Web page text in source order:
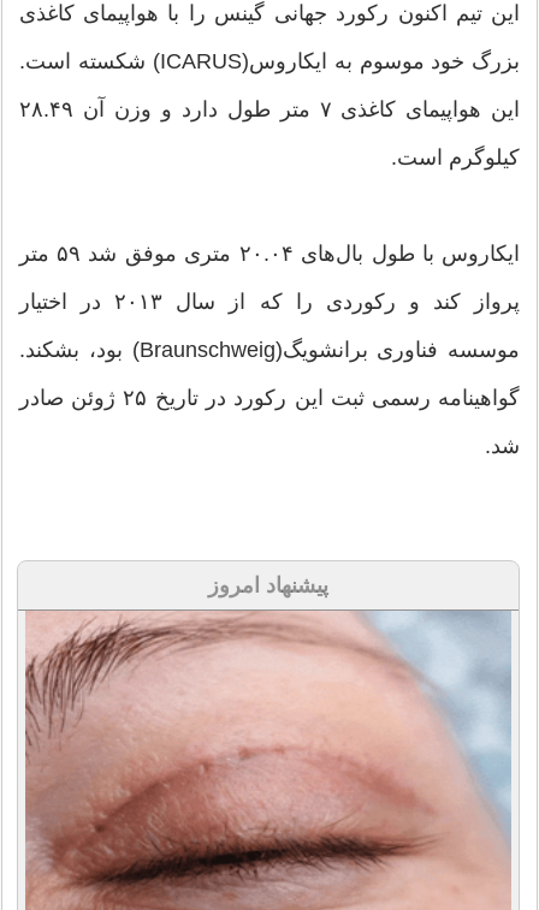
این تیم اکنون رکورد جهانی گینس را با هواپیمای کاغذی
بزرگ خود موسوم به ایکاروس(ICARUS) شکسته است.
این هواپیمای کاغذی ۷ متر طول دارد و وزن آن ۲۸.۴۹
کیلوگرم است.
ایکاروس با طول بال‌های ۲۰.۰۴ متری موفق شد ۵۹ متر
پرواز کند و رکوردی را که از سال ۲۰۱۳ در اختیار
موسسه فناوری برانشویگ(Braunschweig) بود، بشکند.
گواهینامه رسمی ثبت این رکورد در تاریخ ۲۵ ژوئن صادر
شد.
پیشنهاد امروز